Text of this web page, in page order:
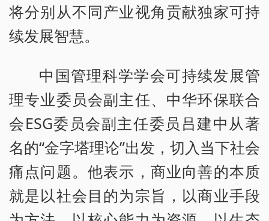
将分别从不同产业视角贡献独家可持
续发展智慧。
中国管理科学学会可持续发展管
理专业委员会副主任、中华环保联合
会ESG委员会副主任委员吕建中从著
名的“金字塔理论”出发，切入当下社会
痛点问题。他表示，商业向善的本质
就是以社会目的为宗旨，以商业手段